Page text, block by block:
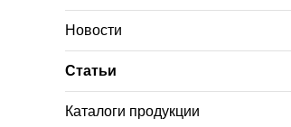
Новости
Статьи
Каталоги продукции